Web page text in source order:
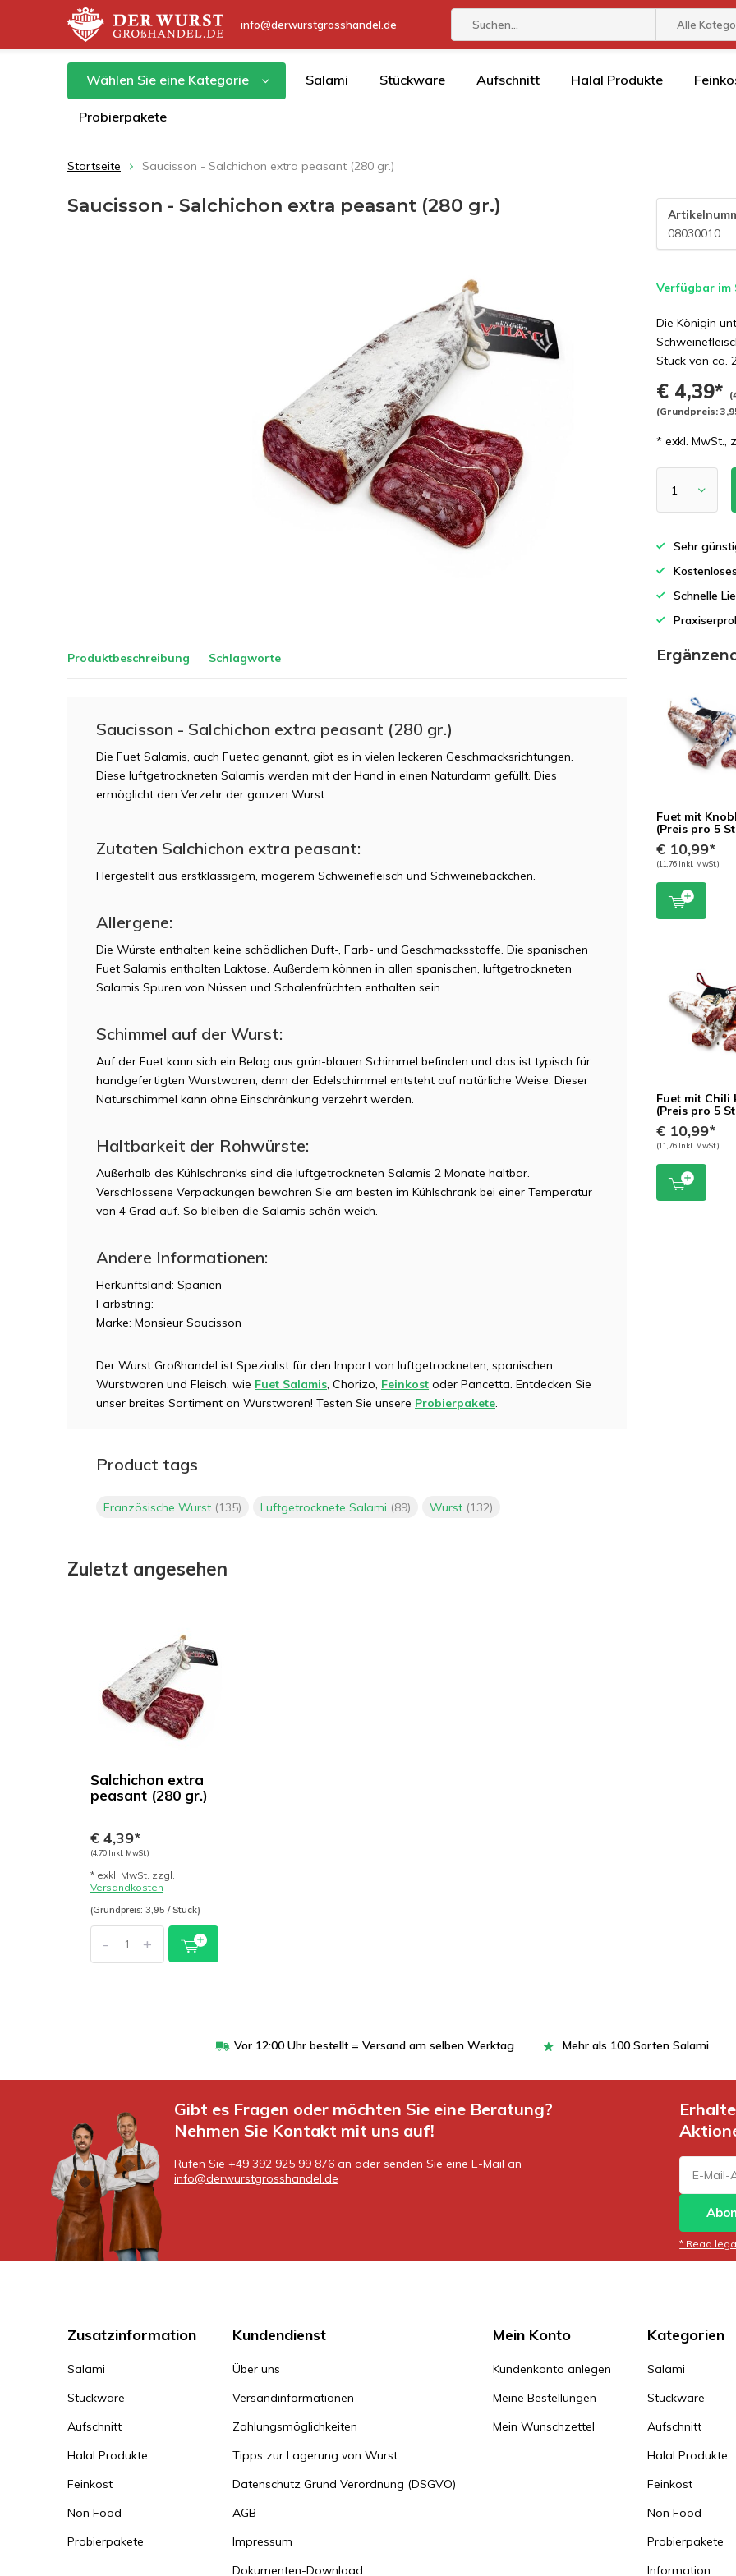
info@derwurstgrosshandel.de Alle
Wählen Sie eine Kategorie Salami Stückware Aufschnitt Halal Produkte
Probierpakete
Startseite Saucisson - Salchichon extra peasant (280 gr.)
Saucisson - Salchichon extra peasant (280 gr.)
08030010
Verfügbar im
Die Königin
Stück von ca.
€ 4,39*
(Grundpreis:
* exkl. MwSt.,
Sehr
Schnelle
Produktbeschreibung Schlagworte
Saucisson - Salchichon extra peasant (280 gr.)
Die Fuet Salamis, auch Fuetec genannt, gibt es in vielen leckeren Geschmacksrichtungen.
Diese luftgetrockneten Salamis werden mit der Hand in einen Naturdarm gefüllt. Dies
ermöglicht den Verzehr der ganzen Wurst.
Zutaten Salchichon extra peasant:
Hergestellt aus erstklassigem, magerem Schweinefleisch und Schweinebäckchen.
Allergene:
Die Würste enthalten keine schädlichen Duft-, Farb- und Geschmacksstoffe. Die spanischen
Fuet Salamis enthalten Laktose. Außerdem können in allen spanischen, luftgetrockneten
Salamis Spuren von Nüssen und Schalenfrüchten enthalten sein.
Schimmel auf der Wurst:
Auf der Fuet kann sich ein Belag aus grün-blauen Schimmel befinden und das ist typisch für
handgefertigten Wurstwaren, denn der Edelschimmel entsteht auf natürliche Weise. Dieser
Naturschimmel kann ohne Einschränkung verzehrt werden.
Haltbarkeit der Rohwürste:
Außerhalb des Kühlschranks sind die luftgetrockneten Salamis 2 Monate haltbar.
Verschlossene Verpackungen bewahren Sie am besten im Kühlschrank bei einer Temperatur
von 4 Grad auf. So bleiben die Salamis schön weich.
Andere Informationen:
Herkunftsland: Spanien
Farbstring:
Marke: Monsieur Saucisson
Der Wurst Großhandel ist Spezialist für den Import von luftgetrockneten, spanischen
Wurstwaren und Fleisch, wie Fuet Salamis, Chorizo, Feinkost oder Pancetta. Entdecken Sie
unser breites Sortiment an Wurstwaren! Testen Sie unsere Probierpakete.
Product tags
Französische Wurst (135) Luftgetrocknete Salami (89) Wurst (132)
Fuet mit
(Preis pro 5
€ 10,99*
(11,76 Inkl. MwSt.)
Fuet mit Chili
(Preis pro 5
€ 10,99*
(11,76 Inkl. MwSt.)
Zuletzt angesehen
Salchichon extra
peasant (280 gr.)
€ 4,39*
(4,70 Inkl. MwSt.)
* exkl. MwSt. zzgl.
Versandkosten
(Grundpreis: 3,95 / Stück)
- +
Vor 12:00 Uhr bestellt = Versand am selben Werktag Mehr als 100 Sorten Salami
Gibt es Fragen oder möchten Sie eine Beratung?
Nehmen Sie Kontakt mit uns auf!
Rufen Sie +49 392 925 99 876 an oder senden Sie eine E-Mail an
info@derwurstgrosshandel.de
* Read
Zusatzinformation
Salami
Stückware
Aufschnitt
Halal Produkte
Feinkost
Non Food
Probierpakete
Kundendienst
Über uns
Versandinformationen
Zahlungsmöglichkeiten
Tipps zur Lagerung von Wurst
Datenschutz Grund Verordnung (DSGVO)
AGB
Impressum
Dokumenten-Download
Mein Konto
Kundenkonto anlegen
Meine Bestellungen
Mein Wunschzettel
Kategorien
Salami
Stückware
Aufschnitt
Halal Produkte
Feinkost
Non Food
Probierpakete
Information